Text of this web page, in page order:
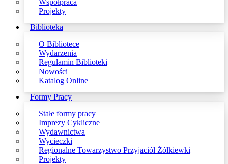
Współpraca
Projekty
Biblioteka
O Bibliotece
Wydarzenia
Regulamin Biblioteki
Nowości
Katalog Online
Formy Pracy
Stałe formy pracy
Imprezy Cykliczne
Wydawnictwa
Wycieczki
Regionalne Towarzystwo Przyjaciół Żółkiewki
Projekty